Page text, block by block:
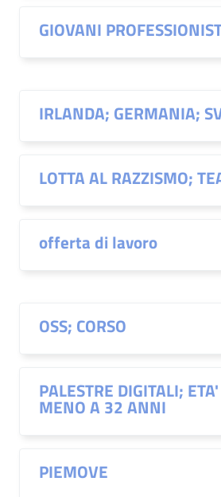
GIOVANI
IRLANDA; GERMANIA;
LOTTA AL RAZZISMO;
offerta di lavoro
OSS; CORSO
PALESTRE DIGITALI;
MENO A 32 ANNI
PIEMOVE